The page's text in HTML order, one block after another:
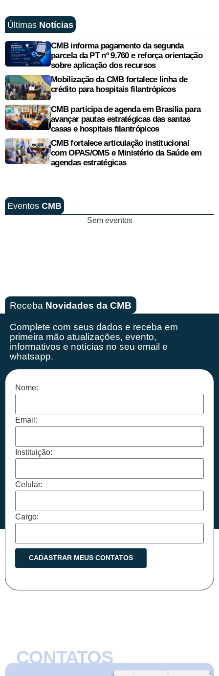
Últimas Notícias
CMB informa pagamento da segunda
parcela da PT nº 9.760 e reforça orientação
sobre aplicação dos recursos
Mobilização da CMB fortalece linha de
crédito para hospitais filantrópicos
CMB participa de agenda em Brasília para
avançar pautas estratégicas das santas
casas e hospitais filantrópicos
CMB fortalece articulação institucional
com OPAS/OMS e Ministério da Saúde em
agendas estratégicas
Eventos CMB
Sem eventos
Receba Novidades da CMB
Complete com seus dados e receba em
primeira mão atualizações, evento,
informativos e notícias no seu email e
whatsapp.
Nome:
Email:
Instituição:
Celular:
Cargo:
CONTATOS